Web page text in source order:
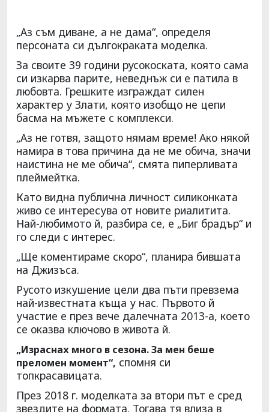
„Аз съм диване, а не дама“, определя
персоната си дългокраката моделка.
За своите 39 години русокоската, която сама
си изкарва парите, неведнъж си е патила в
любовта. Грешките изграждат силен
характер у Злати, която изобщо не цепи
басма на мъжете с комплекси.
„Аз не готвя, защото нямам време! Ако някой
намира в това причина да не ме обича, значи
наистина не ме обича“, смята пиперливата
плеймейтка.
Като видна публична личност силиконката
живо се интересува от новите риалитита.
Най-любимото й, разбира се, е „Биг брадър“ и
го следи с интерес.
„Ще коментираме скоро“, планира бившата
на Джизъса.
Русото изкушение цели два пъти превзема
най-известната къща у нас. Първото й
участие е през вече далечната 2013-а, което
се оказва ключово в живота й.
„Израснах много в сезона. За мен беше
преломен момент“, спомня си
топкрасавицата.
През 2018 г. моделката за втори път е сред
звездите на формата. Тогава тя влиза в